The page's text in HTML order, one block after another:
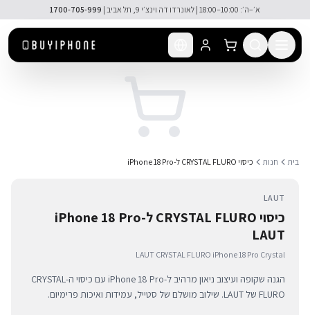
דלג לתוכן הראשי
א׳–ה׳: 10:00–18:00 | לאונרדו דה וינצ׳י 9, תל אביב | 1700-705-999
בית חנות כיסוי CRYSTAL FLURO ל-iPhone 18 Pro
LAUT
כיסוי CRYSTAL FLURO ל-iPhone 18 Pro
LAUT
LAUT CRYSTAL FLURO iPhone 18 Pro Crystal
הגנה שקופה ועיצוב ניאון מרהיב ל-iPhone 18 Pro עם כיסוי ה-CRYSTAL
FLURO של LAUT. שילוב מושלם של סטייל, עמידות ואיכות פרימיום.